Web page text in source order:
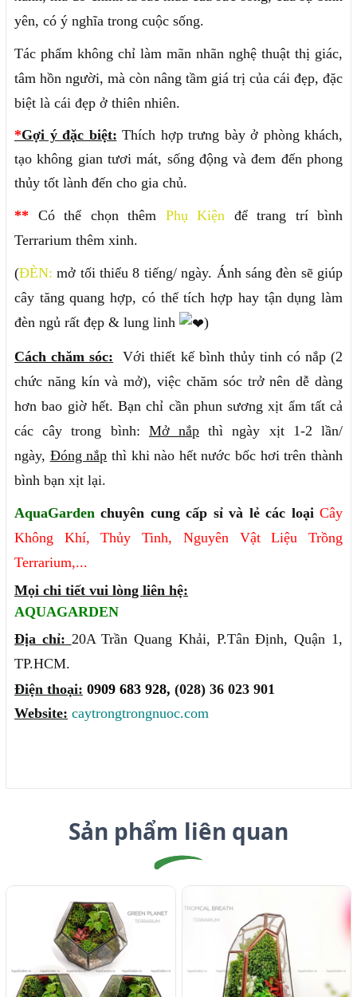
yên, có ý nghĩa trong cuộc sống.
Tác phẩm không chỉ làm mãn nhãn nghệ thuật thị giác,
tâm hồn người, mà còn nâng tầm giá trị của cái đẹp, đặc
biệt là cái đẹp ở thiên nhiên.
*Gợi ý đặc biệt: Thích hợp trưng bày ở phòng khách,
tạo không gian tươi mát, sống động và đem đến phong
thủy tốt lành đến cho gia chủ.
** Có thể chọn thêm Phụ Kiện để trang trí bình
Terrarium thêm xinh.
(ĐÈN: mở tối thiểu 8 tiếng/ ngày. Ánh sáng đèn sẽ giúp
cây tăng quang hợp, có thể tích hợp hay tận dụng làm
đèn ngủ rất đẹp & lung linh
)
Cách chăm sóc:
Với thiết kế bình thủy tinh có nắp (2
chức năng kín và mở), việc chăm sóc trở nên dễ dàng
hơn bao giờ hết. Bạn chỉ cần phun sương xịt ẩm tất cả
các cây trong bình: Mở nắp thì ngày xịt 1-2 lần/
ngày, Đóng nắp thì khi nào hết nước bốc hơi trên thành
bình bạn xịt lại.
AquaGarden chuyên cung cấp sỉ và lẻ các loạiCây
Không Khí,Thủy Tinh, Nguyên Vật Liệu Trồng
Terrarium,...
Mọi chi tiết vui lòng liên hệ:
AQUAGARDEN
Địa chỉ: 20A Trần Quang Khải, P.Tân Định, Quận 1,
TP.HCM.
Điện thoại: 0909 683 928, (028) 36 023 901
Website: caytrongtrongnuoc.com
Sản phẩm liên quan